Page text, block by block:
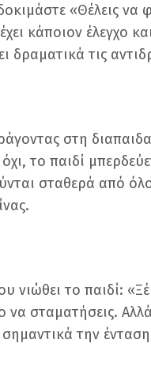
«Θέλεις να
κάποιον έλεγχο
δραματικά τις
στη
το παιδί
σταθερά από
νιώθει το παιδί:
να σταματήσεις.
την ένταση,